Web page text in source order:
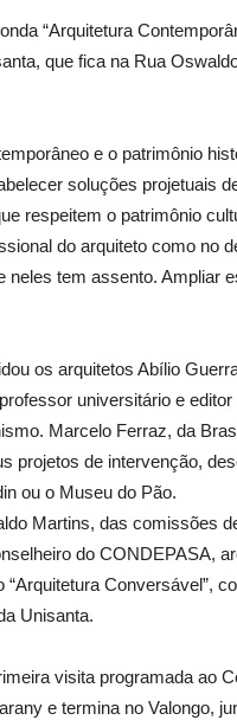
“Arquitetura
que fica na Rua
e o patrimônio
soluções projetuais
respeitem o patrimônio
do arquiteto como no
tem assento. Ampliar
os arquitetos Abílio
universitário e
Marcelo Ferraz, da
projetos de intervenção,
ou o Museu do Pão.
Martins, das comissões
do CONDEPASA,
Conversável”,
Unisanta.
visita programada ao
e termina no Valongo,